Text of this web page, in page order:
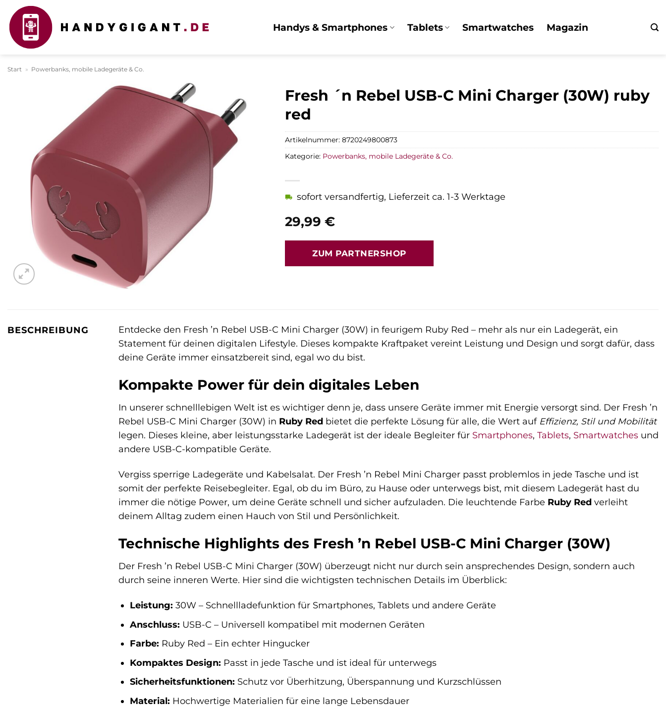
Zum
Inhalt
springen
Handys & Smartphones Tablets Smartwatches Magazin
Start » Powerbanks, mobile Ladegeräte & Co.
Fresh ´n Rebel USB-C Mini Charger (30W) ruby
red
29,99 €
sofort versandfertig, Lieferzeit ca. 1-3 Werktage
ZUM PARTNERSHOP
Artikelnummer: 8720249800873
Kategorie: Powerbanks, mobile Ladegeräte & Co.
BESCHREIBUNG
Entdecke den Fresh ’n Rebel USB-C Mini Charger (30W) in feurigem Ruby Red – mehr als nur ein Ladegerät, ein
Statement für deinen digitalen Lifestyle. Dieses kompakte Kraftpaket vereint Leistung und Design und sorgt dafür, dass
deine Geräte immer einsatzbereit sind, egal wo du bist.
Kompakte Power für dein digitales Leben
In unserer schnelllebigen Welt ist es wichtiger denn je, dass unsere Geräte immer mit Energie versorgt sind. Der Fresh ’n
Rebel USB-C Mini Charger (30W) in Ruby Red bietet die perfekte Lösung für alle, die Wert auf Effizienz, Stil und Mobilität
legen. Dieses kleine, aber leistungsstarke Ladegerät ist der ideale Begleiter für Smartphones, Tablets, Smartwatches und
andere USB-C-kompatible Geräte.
Vergiss sperrige Ladegeräte und Kabelsalat. Der Fresh ’n Rebel Mini Charger passt problemlos in jede Tasche und ist
somit der perfekte Reisebegleiter. Egal, ob du im Büro, zu Hause oder unterwegs bist, mit diesem Ladegerät hast du
immer die nötige Power, um deine Geräte schnell und sicher aufzuladen. Die leuchtende Farbe Ruby Red verleiht
deinem Alltag zudem einen Hauch von Stil und Persönlichkeit.
Technische Highlights des Fresh ’n Rebel USB-C Mini Charger (30W)
Der Fresh ’n Rebel USB-C Mini Charger (30W) überzeugt nicht nur durch sein ansprechendes Design, sondern auch
durch seine inneren Werte. Hier sind die wichtigsten technischen Details im Überblick:
Leistung: 30W – Schnellladefunktion für Smartphones, Tablets und andere Geräte
Anschluss: USB-C – Universell kompatibel mit modernen Geräten
Farbe: Ruby Red – Ein echter Hingucker
Kompaktes Design: Passt in jede Tasche und ist ideal für unterwegs
Sicherheitsfunktionen: Schutz vor Überhitzung, Überspannung und Kurzschlüssen
Material: Hochwertige Materialien für eine lange Lebensdauer